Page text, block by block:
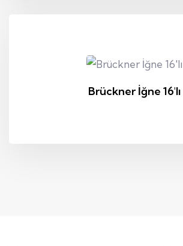
Brückner İğne 16'lı